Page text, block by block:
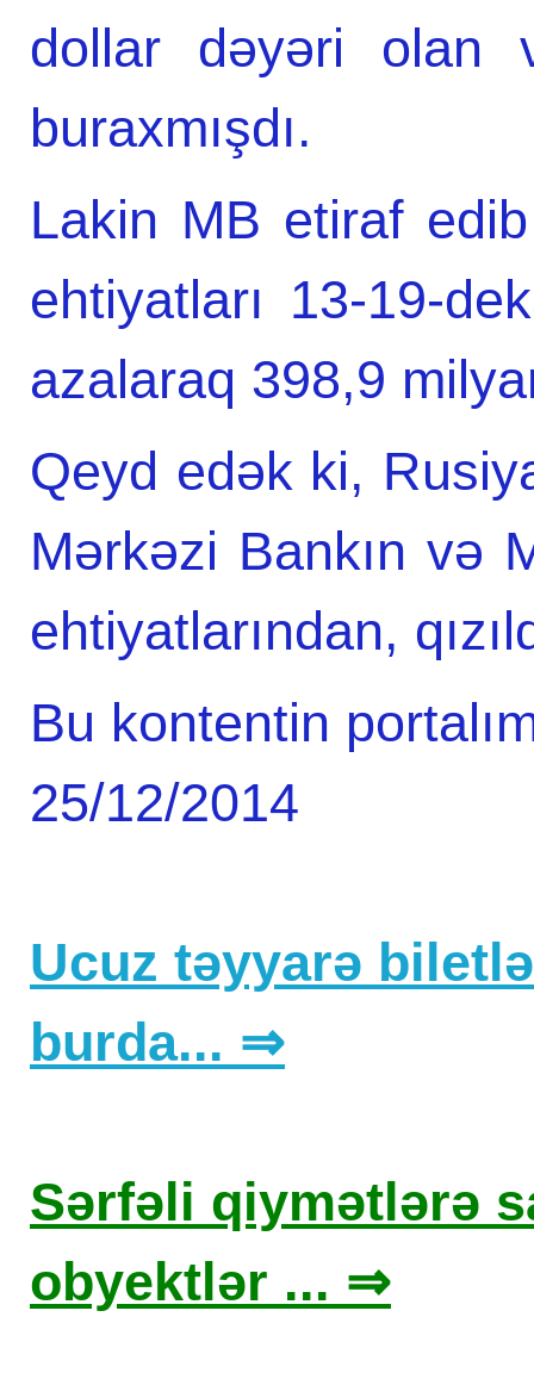
dollar dəyəri olan
buraxmışdı.
Lakin MB etiraf
ehtiyatları 13-19-
azalaraq 398,9
Qeyd edək ki,
Mərkəzi Bankın və
ehtiyatlarından,
Bu kontentin
25/12/2014
Ucuz təyyarə
burda... ⇒
Sərfəli qiymətlərə
obyektlər ... ⇒